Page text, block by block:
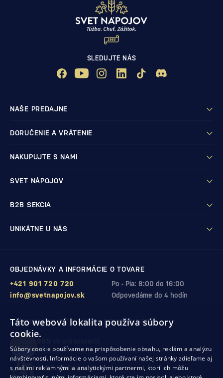
SLEDUJTE NÁS
NAŠE PREDAJNE
DORUČENIE A VRÁTENIE
NAKUPUJTE S NAMI
SVET NÁPOJOV
B2B SEKCIA
UNIKÁTNE U NÁS
OBJEDNÁVKY A INFORMÁCIE O TOVARE
Po - Pia: 8:00 do 16:00
+421 901 720 720
Odpovedáme do 4 hodín
info@svetnapojov.sk
ZÁRUKA KVALITY A VAŠEJ SPOKOJNOSTI
zákazníkov odporúča nákup v našom obchode
SHOP ROKU 2024
Táto webová lokalita používa súbory
cookie.
Súbory cookie používame na prispôsobenie obsahu, reklám a analýzu
návštevnosti. Informácie o vašom používaní našej stránky zdieľame aj
s našimi reklamnými a analytickými partnermi, ktorí ich môžu